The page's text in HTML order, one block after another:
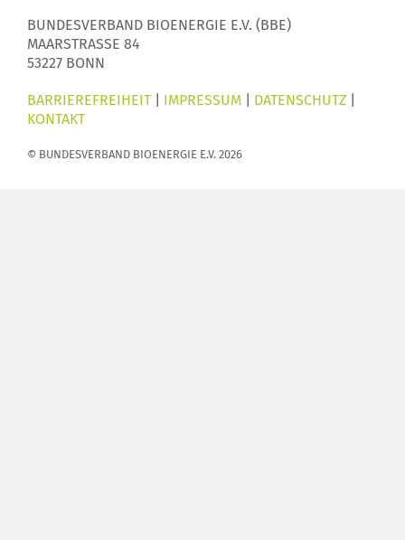
BUNDESVERBAND BIOENERGIE E.V. (BBE)
MAARSTRASSE 84
53227 BONN
BARRIEREFREIHEIT IMPRESSUM DATENSCHUTZ
KONTAKT
© BUNDESVERBAND BIOENERGIE E.V. 2026